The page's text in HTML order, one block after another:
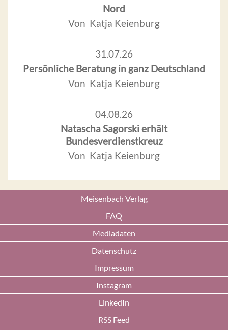
Nord
Von Katja Keienburg
31.07.26
Persönliche Beratung in ganz Deutschland
Von Katja Keienburg
04.08.26
Natascha Sagorski erhält
Bundesverdienstkreuz
Von Katja Keienburg
Meisenbach Verlag
FAQ
Mediadaten
Datenschutz
Impressum
Instagram
LinkedIn
RSS Feed